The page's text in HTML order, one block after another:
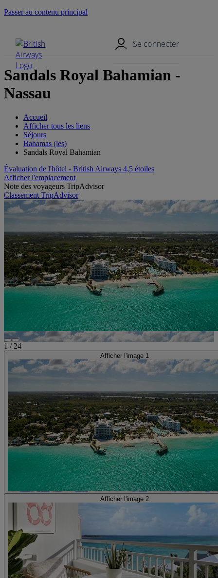
Passer au contenu principal
Se connecter
Sandals Royal Bahamian -
Nassau
Accueil
Afficher tous les liens
Séjours
Bahamas (les)
Sandals Royal Bahamian
Évaluation de l'hôtel - British Airways 4,5 étoiles
Afficher l'emplacement
Note des voyageurs TripAdvisor
Classement TripAdvisor
1 / 24
Afficher l'image 1
Afficher l'image 2